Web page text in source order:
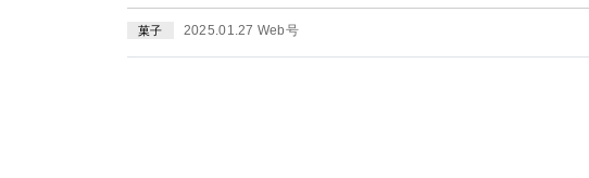
菓子 2025.01.27 Web号